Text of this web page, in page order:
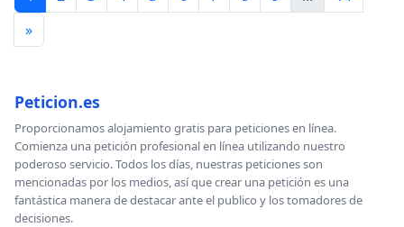
»
Peticion.es
Proporcionamos alojamiento gratis para peticiones en línea.
Comienza una petición profesional en línea utilizando nuestro
poderoso servicio. Todos los días, nuestras peticiones son
mencionadas por los medios, así que crear una petición es una
fantástica manera de destacar ante el publico y los tomadores de
decisiones.